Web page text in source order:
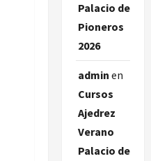
Palacio de
Pioneros
2026
admin en
Cursos
Ajedrez
Verano
Palacio de